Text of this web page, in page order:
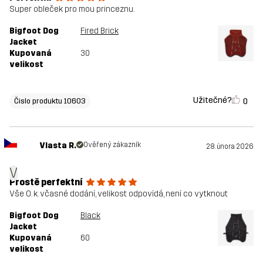
Super obleček pro mou princeznu.
Bigfoot Dog
Jacket
Fired Brick
Kupovaná
velikost
30
Čislo produktu 10603 Užitečné? 0
V
Vlasta R. Ověřený zákazník 28. února 2026
Prostě perfektní
Vše O. k. včasné dodání, velikost odpovídá, není co vytknout
Bigfoot Dog
Jacket
Black
Kupovaná
velikost
60